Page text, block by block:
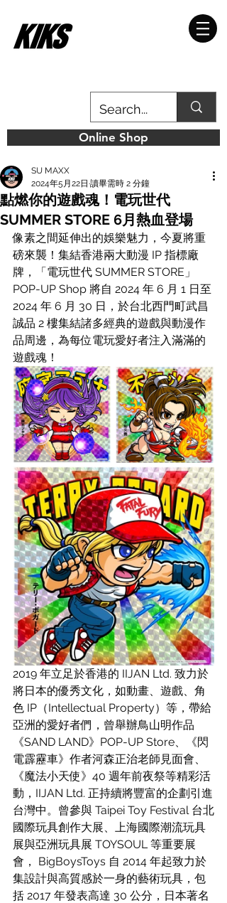
Online Shop
點燃你的遊戲魂！電玩世代
SUMMER STORE 6月熱血登場
SU MAXX
2024年5月22日 讀畢需時 2 分鐘
像素之間延伸出的娛樂魅力，今夏將重
磅來襲！集結香港兩大動漫 IP 指標廠
牌，「電玩世代 SUMMER STORE」
POP-UP Shop 將自 2024 年 6 月 1 日至
2024 年 6 月 30 日，於台北西門町武昌
誠品 2 樓集結諸多經典的遊戲與動漫作
品周邊，為每位電玩愛好者注入滿滿的
遊戲魂！
2019 年立足於香港的 IIJAN Ltd. 致力於
將日本的優秀文化，如動畫、遊戲、角
色 IP（Intellectual Property）等，帶給
亞洲的愛好者們，曾舉辦鳥山明作品
《SAND LAND》POP-UP Store、《閃
電霹靂車》作者河森正治老師見面會、
《魔法小天使》40 週年前夜祭等精彩活
動，IIJAN Ltd. 正持續將豐富的企劃引進
台灣中。曾參與 Taipei Toy Festival 台北
國際玩具創作大展、上海國際潮流玩具
展與亞洲玩具展 TOYSOUL 等重要展
會， BigBoysToys 自 2014 年起致力於
集設計與高質感於一身的藝術玩具，包
括 2017 年發表高達 30 公分，日本著名